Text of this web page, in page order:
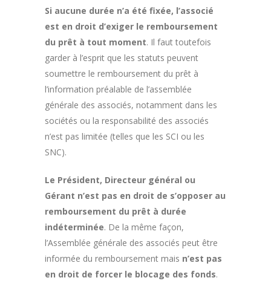
Si aucune durée n’a été fixée, l’associé
est en droit d’exiger le remboursement
du prêt à tout moment. Il faut toutefois
garder à l’esprit que les statuts peuvent
soumettre le remboursement du prêt à
l’information préalable de l’assemblée
générale des associés, notamment dans les
sociétés ou la responsabilité des associés
n’est pas limitée (telles que les SCI ou les
SNC).
Le Président, Directeur général ou
Gérant n’est pas en droit de s’opposer au
remboursement du prêt à durée
indéterminée. De la même façon,
l’Assemblée générale des associés peut être
informée du remboursement mais n’est pas
en droit de forcer le blocage des fonds.